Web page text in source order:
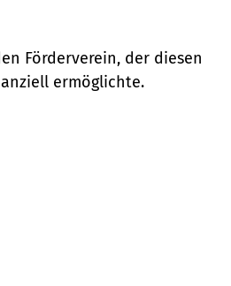
Förderverein, der diesen
ermöglichte.